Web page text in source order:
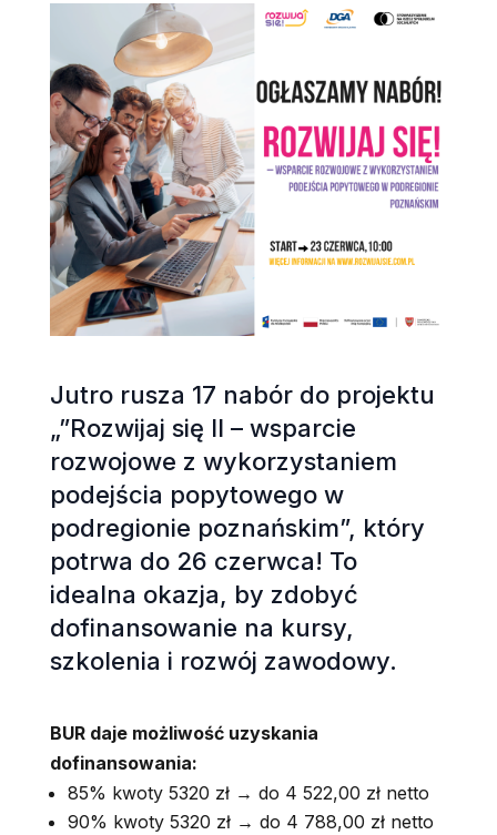
Jutro rusza 17 nabór do projektu
„”Rozwijaj się II – wsparcie
rozwojowe z wykorzystaniem
podejścia popytowego w
podregionie poznańskim”, który
potrwa do 26 czerwca! To
idealna okazja, by zdobyć
dofinansowanie na kursy,
szkolenia i rozwój zawodowy.
BUR daje możliwość uzyskania
dofinansowania:
85% kwoty 5320 zł → do 4 522,00 zł netto
90% kwoty 5320 zł → do 4 788,00 zł netto